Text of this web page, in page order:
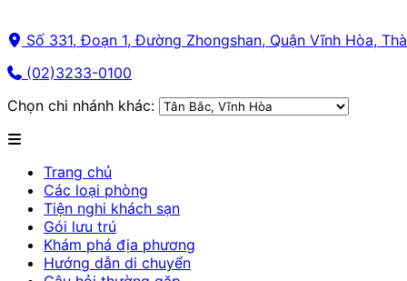
Số 331, Đoạn 1, Đường Zhongshan, Quận Vĩnh Hòa,
(02)3233-0100
Chọn chi nhánh khác:
Trang chủ
Các loại phòng
Tiện nghi khách sạn
Gói lưu trú
Khám phá địa phương
Hướng dẫn di chuyển